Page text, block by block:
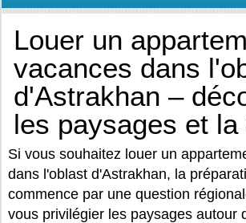
Louer un
vacances dans
d'Astrakhan –
les paysages et la
Si vous souhaitez louer un
dans l'oblast d'Astrakhan, la
commence par une question
vous privilégier les paysages autour